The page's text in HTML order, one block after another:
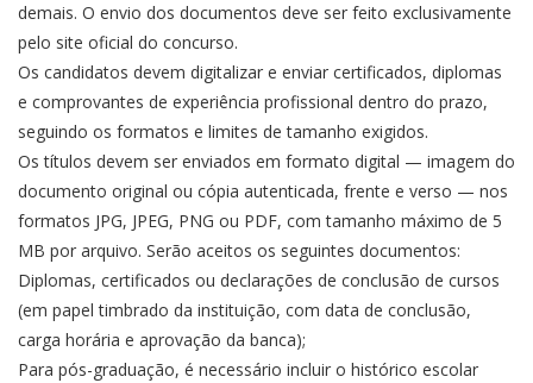
demais. O envio dos documentos deve ser feito exclusivamente
pelo site oficial do concurso.
Os candidatos devem digitalizar e enviar certificados, diplomas
e comprovantes de experiência profissional dentro do prazo,
seguindo os formatos e limites de tamanho exigidos.
Os títulos devem ser enviados em formato digital — imagem do
documento original ou cópia autenticada, frente e verso — nos
formatos JPG, JPEG, PNG ou PDF, com tamanho máximo de 5
MB por arquivo. Serão aceitos os seguintes documentos:
Diplomas, certificados ou declarações de conclusão de cursos
(em papel timbrado da instituição, com data de conclusão,
carga horária e aprovação da banca);
Para pós-graduação, é necessário incluir o histórico escolar